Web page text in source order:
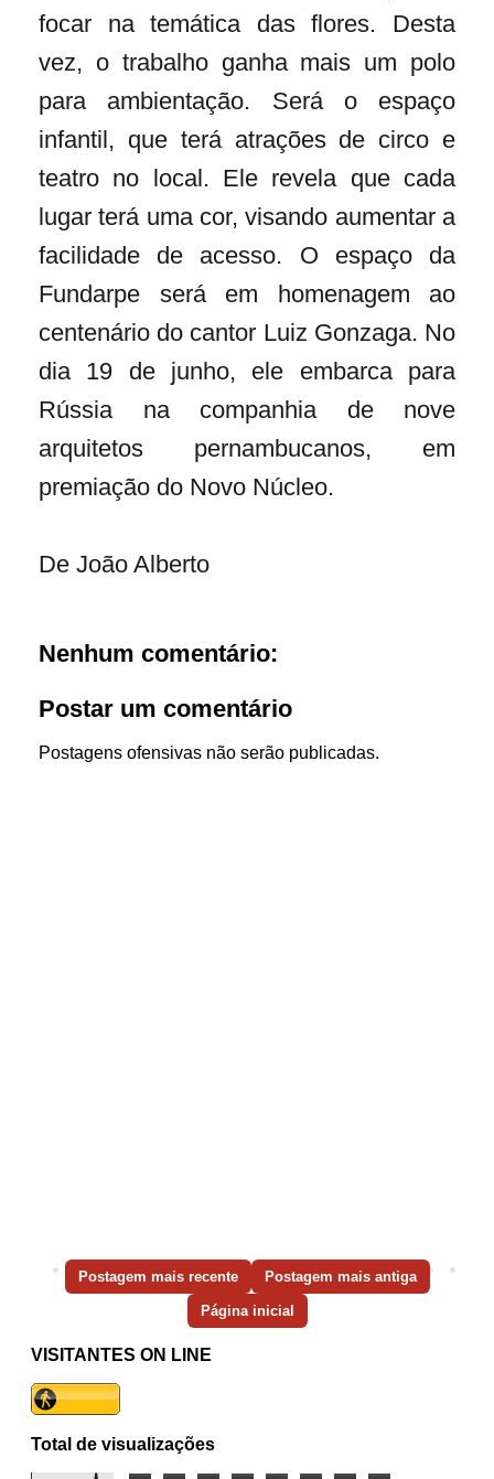
focar na temática das flores. Desta
vez, o trabalho ganha mais um polo
para ambientação. Será o espaço
infantil, que terá atrações de circo e
teatro no local. Ele revela que cada
lugar terá uma cor, visando aumentar a
facilidade de acesso. O espaço da
Fundarpe será em homenagem ao
centenário do cantor Luiz Gonzaga. No
dia 19 de junho, ele embarca para
Rússia na companhia de nove
arquitetos pernambucanos, em
premiação do Novo Núcleo.
De João Alberto
Nenhum comentário:
Postar um comentário
Postagens ofensivas não serão publicadas.
Postagem mais recente Postagem mais antiga
Página inicial
VISITANTES ON LINE
Total de visualizações